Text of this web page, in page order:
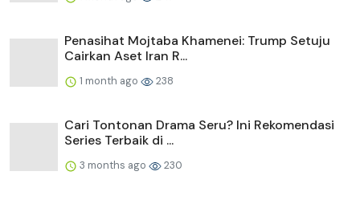
Penasihat Mojtaba Khamenei: Trump Setuju
Cairkan Aset Iran R...
1 month ago 238
Cari Tontonan Drama Seru? Ini Rekomendasi
Series Terbaik di ...
3 months ago 230